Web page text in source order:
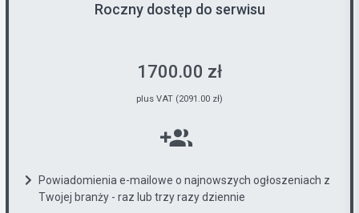
Roczny dostęp do serwisu
1700.00 zł
plus VAT (2091.00 zł)
Powiadomienia e-mailowe o najnowszych ogłoszeniach z
Twojej branży - raz lub trzy razy dziennie